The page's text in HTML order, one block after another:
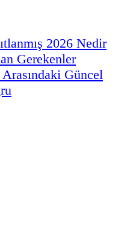
2026 Nedir
Gerekenler
Arasındaki Güncel